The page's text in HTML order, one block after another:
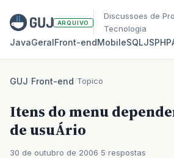
ARQUIVO
Discussoes de
Tecnologia
JavaGeralFront‑endMobileSQLJSPHP
GUJ/Front-end/Topico
Itens do menu
de usuÁrio
30 de outubro de 2006 5 respostas